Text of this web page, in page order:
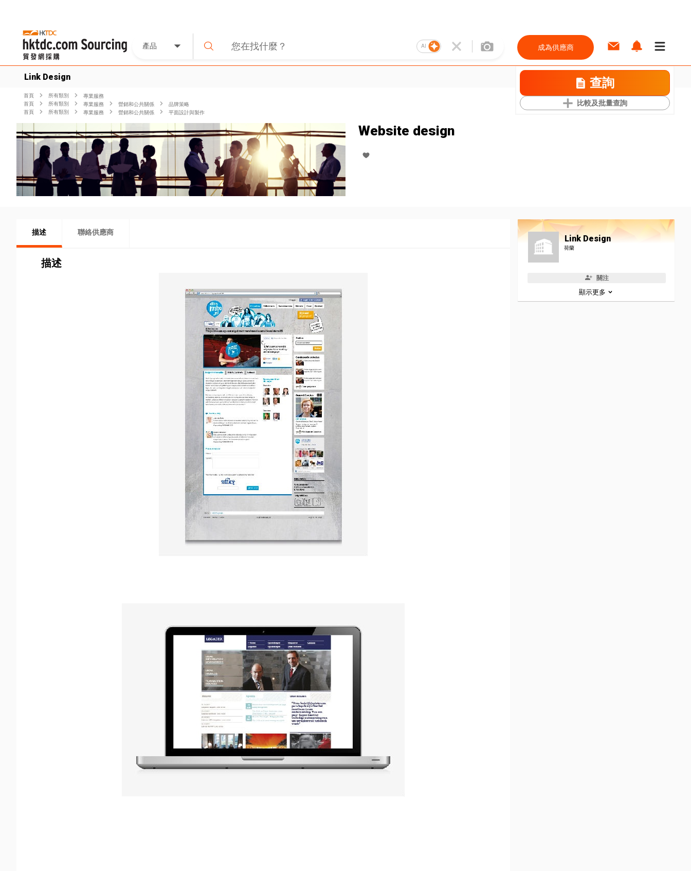
產品 AI 成為供應商
Link Design 查詢
比較及批量查詢
首頁 所有類別
專業服務
首頁
所有類別 專業服務 營銷和公共關係
品牌策略
首頁
所有類別 專業服務 營銷和公共關係 平面設計與製作
Website design
描述 聯絡供應商
描述
Link Design
荷蘭
關注
顯示更多